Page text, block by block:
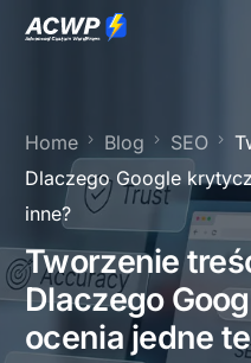
Home Blog SEO
Dlaczego Google
inne?
Tworzenie
Dlaczego
ocenia jedne